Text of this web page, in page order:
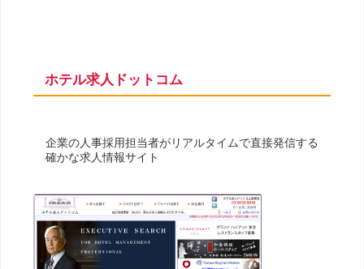
ホテル求人ドットコム
企業の人事採用担当者がリアルタイムで直接発信する
確かな求人情報サイト